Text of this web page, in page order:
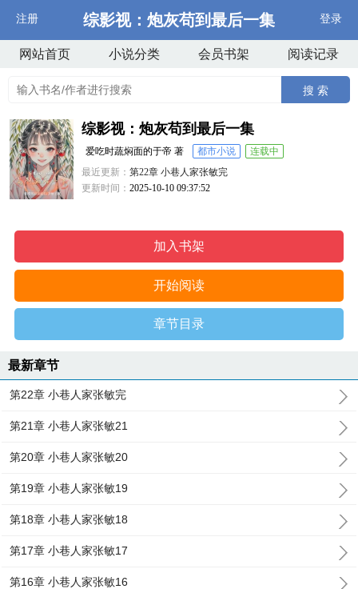
注册 综影视：炮灰苟到最后一集 登录
网站首页 小说分类 会员书架 阅读记录
搜 索
综影视：炮灰苟到最后一集
爱吃时蔬焖面的于帝 著 都市小说
连载中
最近更新：第22章 小巷人家张敏完
更新时间：2025-10-10 09:37:52
加入书架
开始阅读
章节目录
最新章节
第22章 小巷人家张敏完
第21章 小巷人家张敏21
第20章 小巷人家张敏20
第19章 小巷人家张敏19
第18章 小巷人家张敏18
第17章 小巷人家张敏17
第16章 小巷人家张敏16